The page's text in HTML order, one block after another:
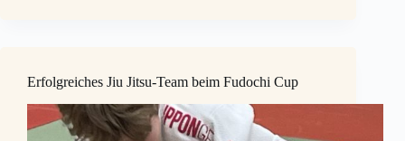
Erfolgreiches Jiu Jitsu-Team beim Fudochi Cup